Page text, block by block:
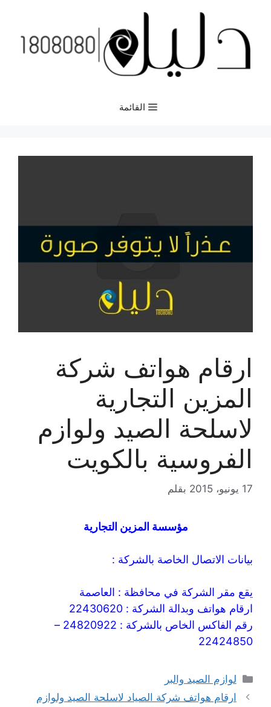
المحتوى
القائمة
ارقام هواتف شركة
المزين التجارية
لاسلحة الصيد ولوازم
الفروسية بالكويت
17 يونيو، 2015 بقلم
مؤسسة المزين التجارية
بيانات الاتصال الخاصة بالشركة :
يقع مقر الشركة في محافظة : العاصمة
ارقام هواتف وبدالة الشركة : 22430620
رقم الفاكس الخاص بالشركة : 24820922 –
22424850
التصنيفات
لوازم الصيد والبر
ارقام هواتف شركة الصياد لاسلحة الصيد ولوازم